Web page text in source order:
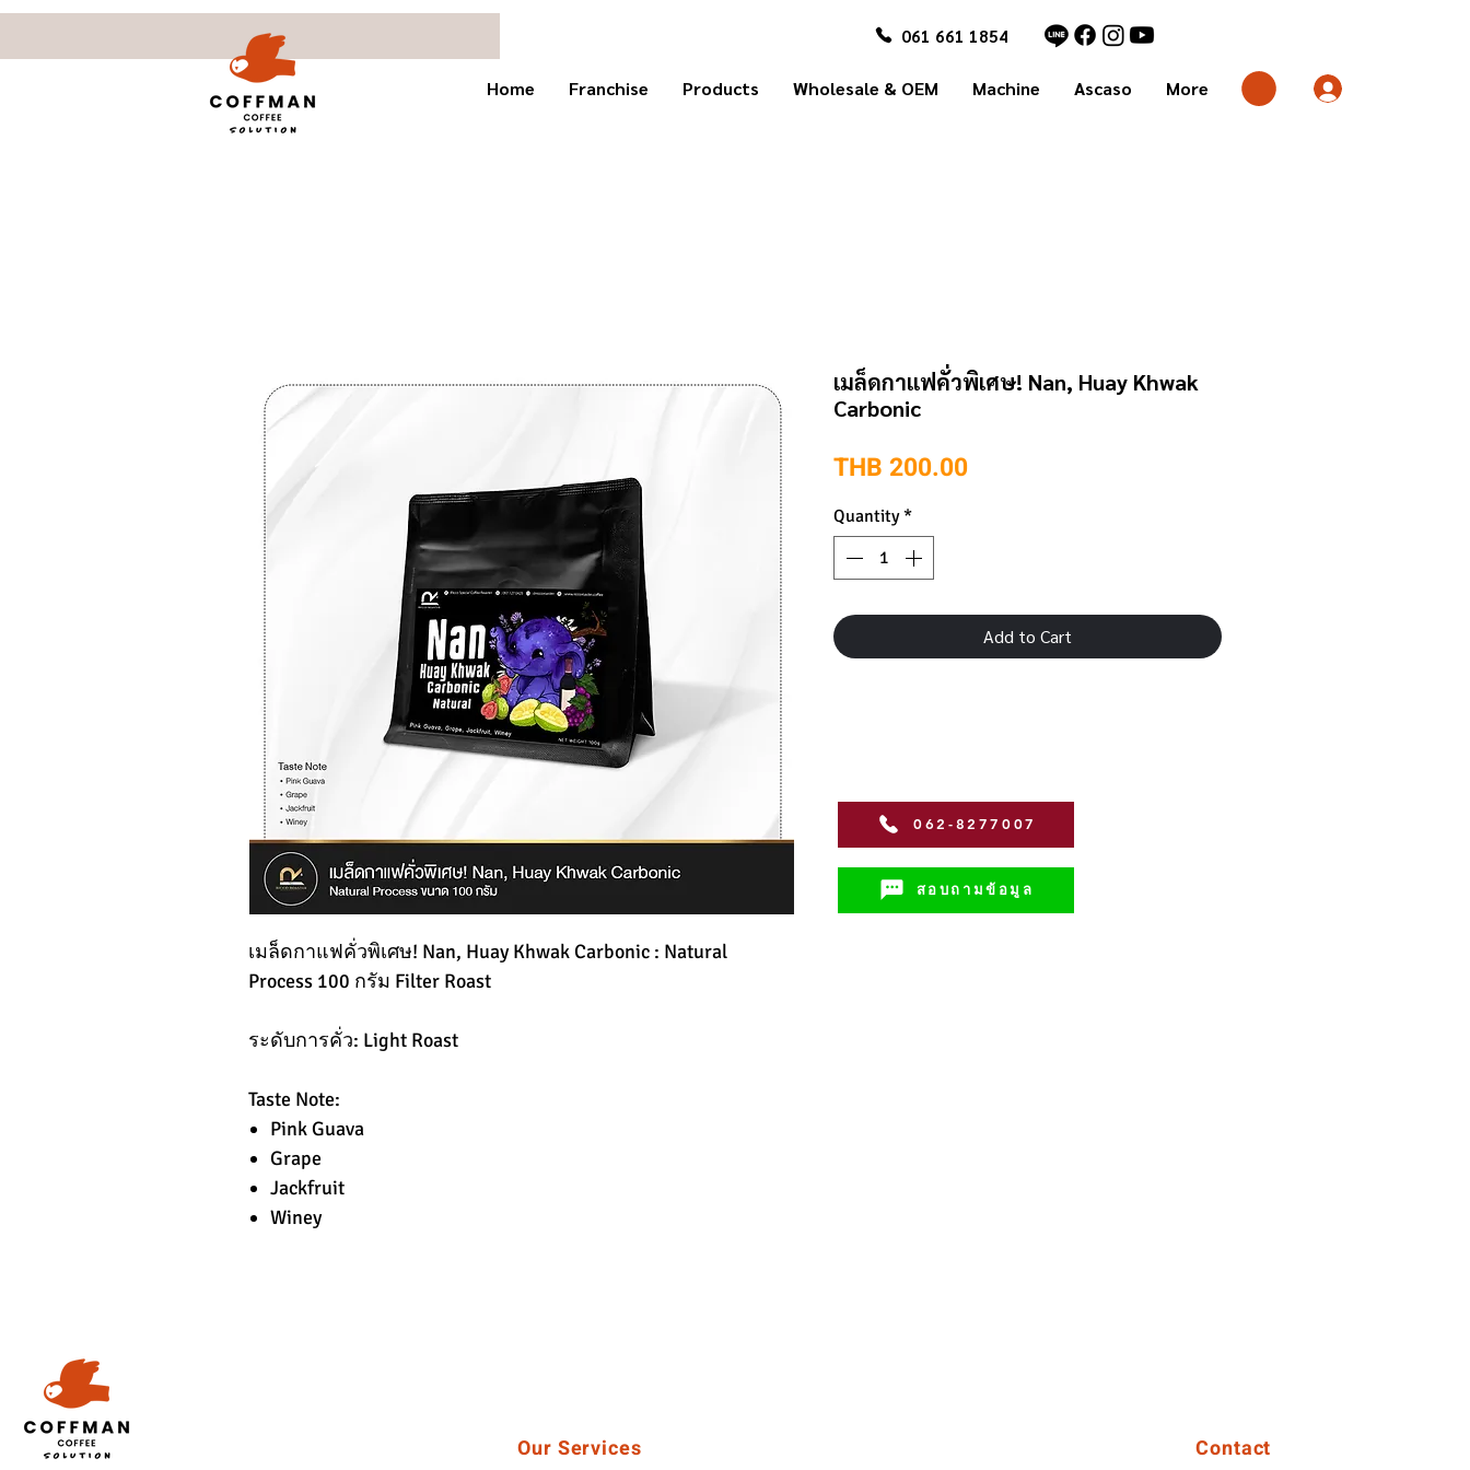
061 661 1854
Home Franchise Products Wholesale & OEM Machine Ascaso More
เมล็ดกาแฟคั่วพิเศษ! Nan, Huay Khwak Carbonic : Natural
Process 100 กรัม Filter Roast
ระดับการคั่ว: Light Roast
Taste Note:
Pink Guava
Grape
Jackfruit
Winey
เมล็ดกาแฟคั่วพิเศษ! Nan, Huay Khwak
Carbonic
THB 200.00Price
Quantity *
Add to Cart
สอบถามข้อมูล
062-8277007
Our Services Contact